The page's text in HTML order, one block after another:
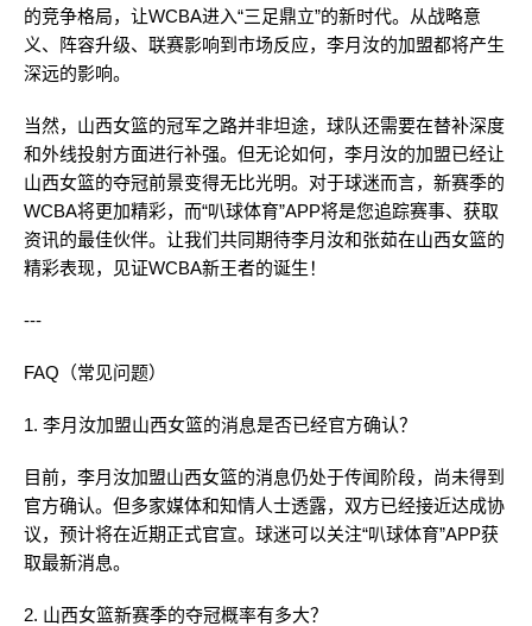
的竞争格局，让WCBA进入“三足鼎立”的新时代。从战略意
义、阵容升级、联赛影响到市场反应，李月汝的加盟都将产生
深远的影响。
当然，山西女篮的冠军之路并非坦途，球队还需要在替补深度
和外线投射方面进行补强。但无论如何，李月汝的加盟已经让
山西女篮的夺冠前景变得无比光明。对于球迷而言，新赛季的
WCBA将更加精彩，而“叭球体育”APP将是您追踪赛事、获取
资讯的最佳伙伴。让我们共同期待李月汝和张茹在山西女篮的
精彩表现，见证WCBA新王者的诞生！
---
FAQ（常见问题）
1. 李月汝加盟山西女篮的消息是否已经官方确认？
目前，李月汝加盟山西女篮的消息仍处于传闻阶段，尚未得到
官方确认。但多家媒体和知情人士透露，双方已经接近达成协
议，预计将在近期正式官宣。球迷可以关注“叭球体育”APP获
取最新消息。
2. 山西女篮新赛季的夺冠概率有多大？